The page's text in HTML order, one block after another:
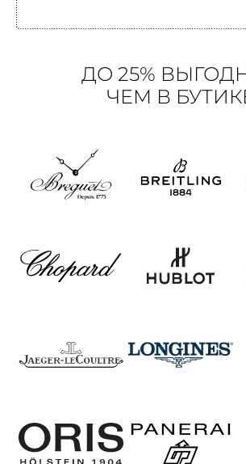
ДО 25%
ЧЕМ В